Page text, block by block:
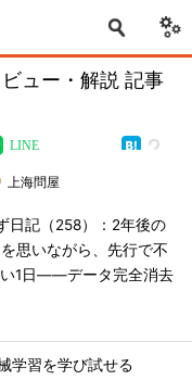
ュー・解説 記事
LINE
上海問屋
日記（258）：2年後の
思いながら、先行で不
1日――データ完全消去
学習を学び試せる